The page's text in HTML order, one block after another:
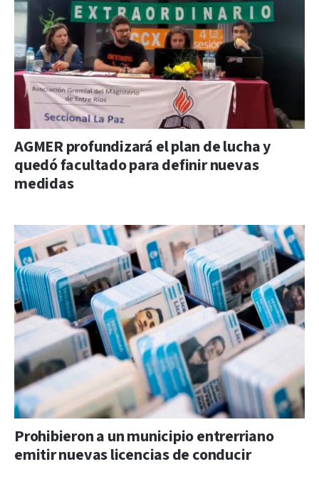
AGMER profundizará el plan de lucha y
quedó facultado para definir nuevas
medidas
Prohibieron a un municipio entrerriano
emitir nuevas licencias de conducir